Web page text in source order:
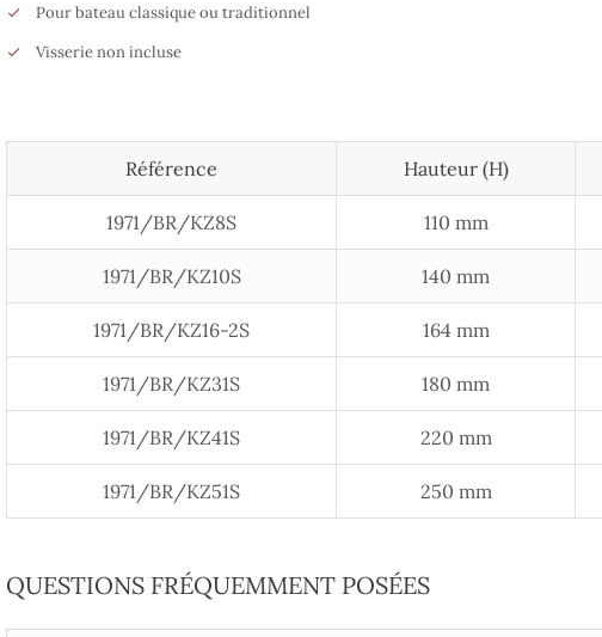
Pour bateau classique ou traditionnel
Visserie non incluse
Référence Hauteur (H)
1971/BR/KZ8S 110 mm
1971/BR/KZ10S 140 mm
1971/BR/KZ16-2S 164 mm
1971/BR/KZ31S 180 mm
1971/BR/KZ41S 220 mm
1971/BR/KZ51S 250 mm
QUESTIONS FRÉQUEMMENT POSÉES